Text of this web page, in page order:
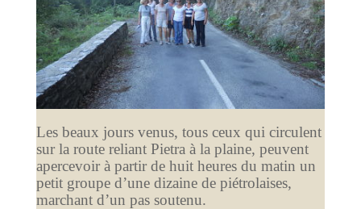
Les beaux jours venus, tous ceux qui circulent
sur la route reliant Pietra à la plaine, peuvent
apercevoir à partir de huit heures du matin un
petit groupe d’une dizaine de piétrolaises,
marchant d’un pas soutenu.